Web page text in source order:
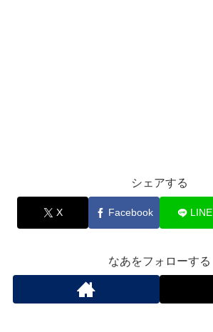
シェアする
X Facebook LINE
なあをフォローする